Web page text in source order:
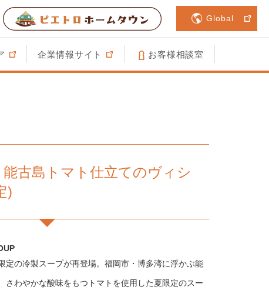
Global
企業情報サイト お客様相談室
能古島トマト仕立てのヴィシ
)
定の冷製スープが再登場。福岡市・博多湾に浮かぶ能
さわやかな酸味をもつトマトを使用した夏限定のスー